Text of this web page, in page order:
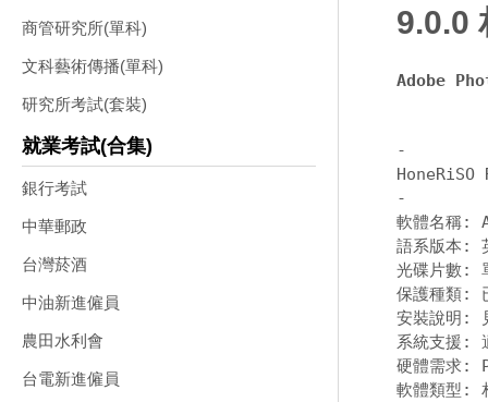
商管研究所(單科)
文科藝術傳播(單科)
研究所考試(套裝)
就業考試(合集)
銀行考試
中華郵政
台灣菸酒
中油新進僱員
農田水利會
台電新進僱員
9.0.0
Adobe
-
-
軟體名稱
語系版本:
光碟片數:
保護種類:
安裝說明:
系統支援:
硬體需求:
軟體類型: